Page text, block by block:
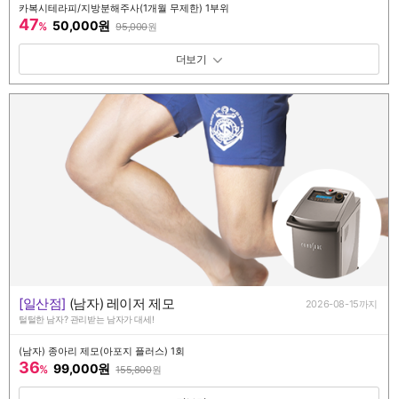
카복시테라피/지방분해주사(1개월 무제한) 1부위
47% 50,000원 95,000원
패키지 보기 토글
[일산점] (남자) 레이저 제모 2026-08-15까지
털털한 남자? 관리받는 남자가 대세!
(남자) 종아리 제모(아포지 플러스) 1회
36% 99,000원 155,800원